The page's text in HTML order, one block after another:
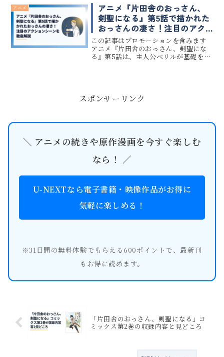
めた理由は、自身が支援する孤児院の
子供たちの命を、スフェン教の教皇直...
アニメ
アニメ『片田舎のおっさん、
剣聖になる』第5話で描かれた
おっさんの凄さ！注目のアク
ションシーンを徹底解説
この記事はプロモーションを含みます
アニメ『片田舎のおっさん、剣聖にな
る』第5話は、主人公ベリルが基礎を極
スポンサーリンク
＼ アニメの続きや原作漫画を今すぐ楽しむ
なら！ ／
U-NEXTなら電子書籍・映像作品がお得に
気軽に楽しめる！
※31日間の無料体験でもらえる600ポイントで、最新刊
もお得に読めます。
「片田舎のおっさん、剣聖になる」コ
ミックス第2巻の収録内容と見どころ